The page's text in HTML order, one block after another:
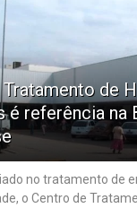
de
é referência na
no tratamento de
o Centro de